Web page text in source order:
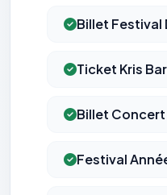
Billet Festival
Ticket Kris
Billet Concert
Festival